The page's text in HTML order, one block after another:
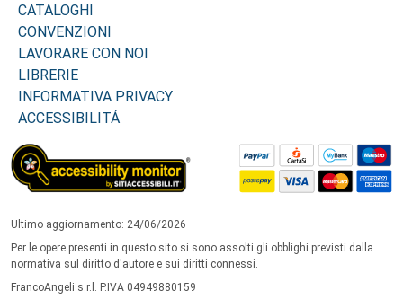
CATALOGHI
CONVENZIONI
LAVORARE CON NOI
LIBRERIE
INFORMATIVA PRIVACY
ACCESSIBILITÁ
Ultimo aggiornamento: 24/06/2026
Per le opere presenti in questo sito si sono assolti gli obblighi previsti dalla
normativa sul diritto d'autore e sui diritti connessi.
FrancoAngeli s.r.l. P.IVA 04949880159